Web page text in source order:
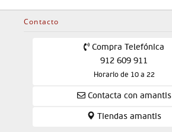
Contacto
Compra Telefónica
912 609 911
Horario de 10 a 22
Contacta con amantis
Tiendas amantis